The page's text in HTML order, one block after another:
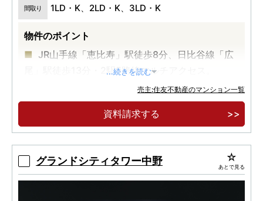
間取り 1LD・K、2LD・K、3LD・K
物件のポイント
JR山手線「恵比寿」駅徒歩8分、日比谷線「広
尾」駅徒歩13分・2駅5路線マルチアクセス。
JR山手線の内側立地・恵比寿駅エリア最大・地
上 23 階建全310邸の大規模制震タワーマ ンショ
ゴミ置場・車寄せ・パーティールーム・オー ナー
ズスイート。
...続きを読む
売主:住友不動産のマンション一覧
資料請求する
グランドシティタワー中野 あとで見る